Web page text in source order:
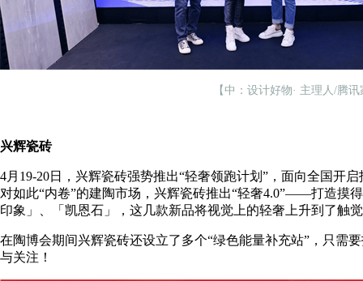
【中：设计好物· 主理人/腾
兴辉瓷砖
4月19-20日，兴辉瓷砖强势推出“轻奢领跑计划”，面向全国开
对如此“内卷”的建陶市场，兴辉瓷砖推出“轻奢4.0”——打造摸
印象」、「凯恩石」，这几款新品将视觉上的轻奢上升到了触
在陶博会期间兴辉瓷砖还设立了多个“绿色能量补充站”，只需
与关注！